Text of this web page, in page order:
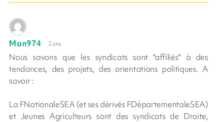
Man974 2 ans
Nous savons que les syndicats sont "affiliés" à des
tendances, des projets, des orientations politiques. A
savoir :
La FNationaleSEA (et ses dérivés FDépartementaleSEA)
et Jeunes Agriculteurs sont des syndicats de Droite,